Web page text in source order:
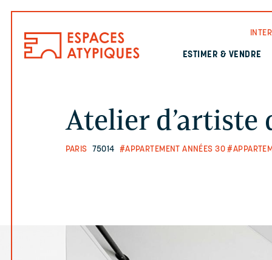
ESTIMER & VENDRE
Atelier d’artiste
PARIS 75014 #APPARTEMENT ANNÉES 30